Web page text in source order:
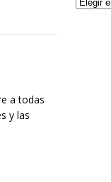
a todas
y las